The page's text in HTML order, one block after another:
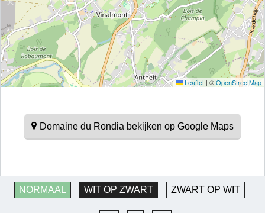
Leaflet | ©OpenStreetMap
Domaine du Rondia bekijken op Google Maps
NORMAAL WIT OP ZWART ZWART OP WIT